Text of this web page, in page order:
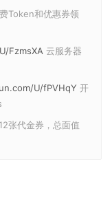
Token和优惠券领
FzmsXA 云服务器
U/fPVHqY 开
张代金券，总面值